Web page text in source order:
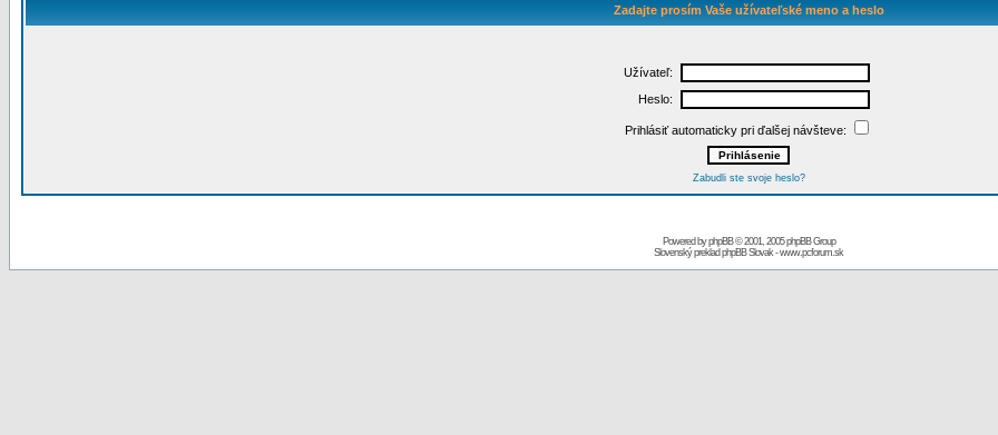
Zadajte prosím Vaše užívateľské meno a heslo
Užívateľ:
Heslo:
Prihlásiť automaticky pri ďalšej návšteve:
Zabudli ste svoje heslo?
Powered byphpBB© 2001, 2005 phpBB Group
Slovenský preklad phpBB Slovak-www.pcforum.sk